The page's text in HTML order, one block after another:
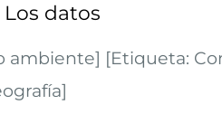
datos
ambiente] [Etiqueta: